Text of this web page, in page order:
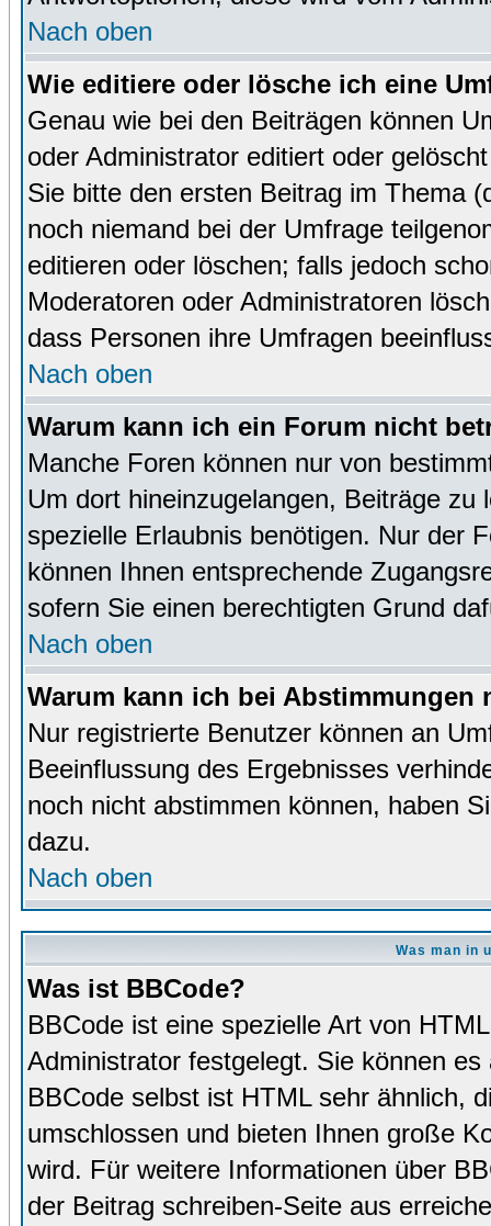
Nach oben
Wie editiere oder lösche ich eine
Genau wie bei den Beiträgen können
oder Administrator editiert oder
Sie bitte den ersten Beitrag im Thema
noch niemand bei der Umfrage
editieren oder löschen; falls jedoch
Moderatoren oder Administratoren
dass Personen ihre Umfragen
Nach oben
Warum kann ich ein Forum nicht
Manche Foren können nur von
Um dort hineinzugelangen, Beiträge
spezielle Erlaubnis benötigen. Nur der
können Ihnen entsprechende
sofern Sie einen berechtigten Grund
Nach oben
Warum kann ich bei Abstimmungen
Nur registrierte Benutzer können an
Beeinflussung des Ergebnisses
noch nicht abstimmen können, haben
dazu.
Nach oben
Was man in
Was ist BBCode?
BBCode ist eine spezielle Art von
Administrator festgelegt. Sie können
BBCode selbst ist HTML sehr ähnlich,
umschlossen und bieten Ihnen große
wird. Für weitere Informationen über
der Beitrag schreiben-Seite aus